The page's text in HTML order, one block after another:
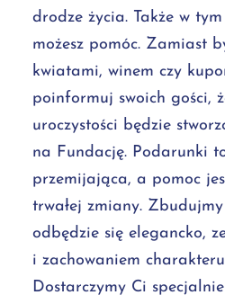
drodze życia. Także w
możesz pomóc. Zamiast
kwiatami, winem czy
poinformuj swoich gości,
uroczystości będzie
na Fundację. Podarunki
przemijająca, a pomoc
trwałej zmiany.
odbędzie się elegancko,
i zachowaniem
Dostarczymy Ci